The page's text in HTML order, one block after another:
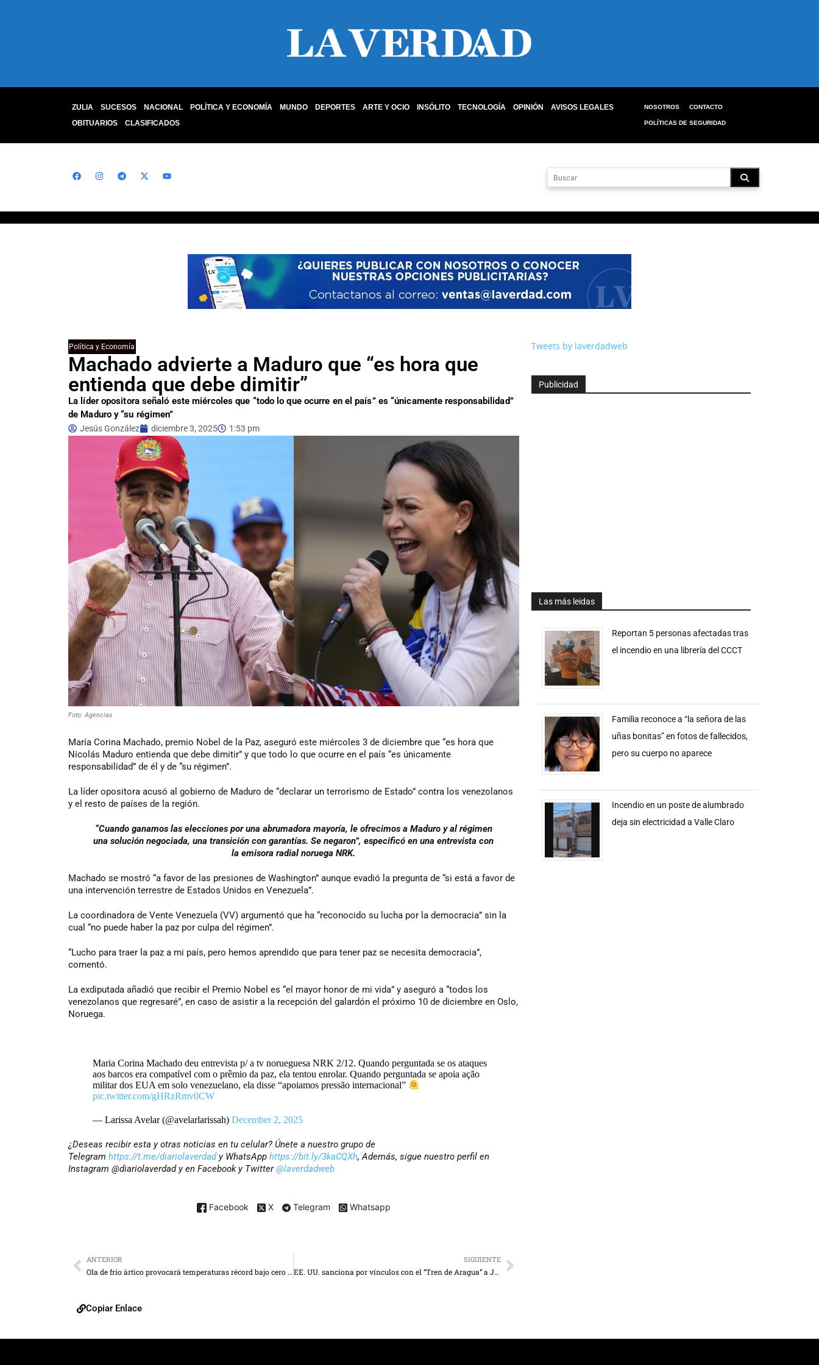
ZULIA SUCESOS NACIONAL POLÍTICA Y ECONOMÍA MUNDO DEPORTES ARTE Y OCIO INSÓLITO TECNOLOGÍA OPINIÓN
AVISOS LEGALES
OBITUARIOS
CLASIFICADOS
NOSOTROS CONTACTO
POLÍTICAS DE SEGURIDAD
Política y Economía
Machado advierte a Maduro que “es hora que
entienda que debe dimitir”
La líder opositora señaló este miércoles que “todo lo que ocurre en el país” es “únicamente responsabilidad”
de Maduro y “su régimen”
Jesús González diciembre 3, 2025 1:53 pm
Foto: Agencias
María Corina Machado, premio Nobel de la Paz, aseguró este miércoles 3 de diciembre que “es hora que
Nicolás Maduro entienda que debe dimitir” y que todo lo que ocurre en el país “es únicamente
responsabilidad” de él y de “su régimen”.
La líder opositora acusó al gobierno de Maduro de “declarar un terrorismo de Estado” contra los venezolanos
y el resto de países de la región.
“Cuando ganamos las elecciones por una abrumadora mayoría, le ofrecimos a Maduro y al régimen
una solución negociada, una transición con garantías. Se negaron”, especificó en una entrevista con
la emisora radial noruega NRK.
Machado se mostró “a favor de las presiones de Washington” aunque evadió la pregunta de “si está a favor de
una intervención terrestre de Estados Unidos en Venezuela”.
La coordinadora de Vente Venezuela (VV) argumentó que ha “reconocido su lucha por la democracia” sin la
cual “no puede haber la paz por culpa del régimen”.
“Lucho para traer la paz a mi país, pero hemos aprendido que para tener paz se necesita democracia”,
comentó.
La exdiputada añadió que recibir el Premio Nobel es “el mayor honor de mi vida” y aseguró a “todos los
venezolanos que regresaré”, en caso de asistir a la recepción del galardón el próximo 10 de diciembre en Oslo,
Noruega.
Maria Corina Machado deu entrevista p/ a tv norueguesa NRK 2/12. Quando perguntada se os ataques
aos barcos era compatível com o prêmio da paz, ela tentou enrolar. Quando perguntada se apoia ação
militar dos EUA em solo venezuelano, ela disse “apoiamos pressão internacional”
pic.twitter.com/gHRzRmv0CW
— Larissa Avelar (@avelarlarissah) December 2, 2025
¿Deseas recibir esta y otras noticias en tu celular? Únete a nuestro grupo de
Telegram https://t.me/diariolaverdady WhatsApp https://bit.ly/3kaCQXh, Además, sigue nuestro perfil en
Instagram @diariolaverdad y en Facebook y Twitter@laverdadweb
Facebook X Telegram Whatsapp
Tweets by laverdadweb
Publicidad
Las más leidas
Reportan 5 personas afectadas tras
el incendio en una librería del CCCT
Familia reconoce a “la señora de las
uñas bonitas” en fotos de fallecidos,
pero su cuerpo no aparece
Incendio en un poste de alumbrado
deja sin electricidad a Valle Claro
ANTERIOR
Ola de frío ártico provocará temperaturas récord bajo cero en la mayor parte de EE. UU.
SIGUIENTE
EE. UU. sanciona por vínculos con el “Tren de Aragua” a Jimena Araya, “Rosita”
Copiar Enlace